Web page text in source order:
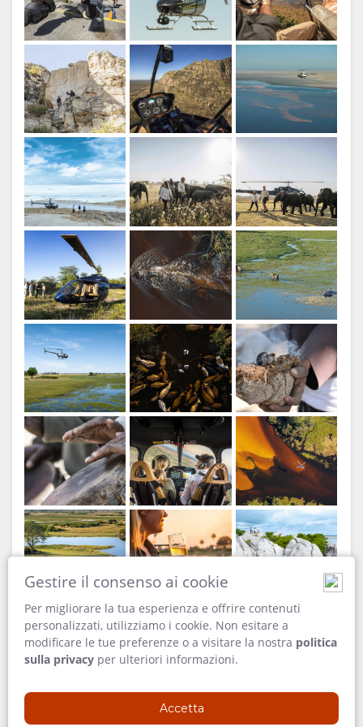
FRANCESE
OLANDESE
NORWEGIAN
PORTOGHESE
SWEDISH
DANISH
CHINESE
(SIMPLIFIED)
INGLESE
Credito: Chris Schmid
Credito: James Gifford
Credito: Chris Schmidt
Credito: James Gifford
Credito: Chris Schmid
Gestire il consenso ai cookie
Per migliorare la tua esperienza e offrire contenuti
personalizzati, utilizziamo i cookie. Non esitare a
modificare le tue preferenze o a visitare la nostra politica
sulla privacy per ulteriori informazioni.
Accetta